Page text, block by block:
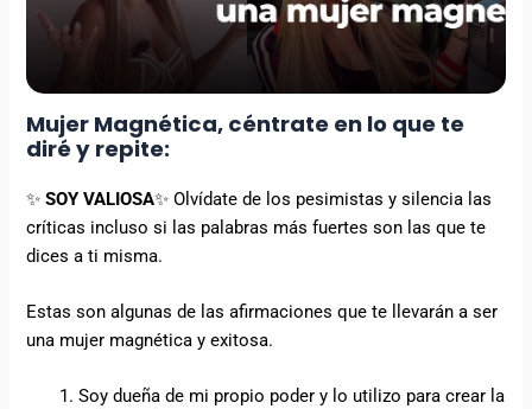
Mujer Magnética, céntrate en lo que te
diré y repite:
✨SOY VALIOSA✨ Olvídate de los pesimistas y silencia las
críticas incluso si las palabras más fuertes son las que te
dices a ti misma.
Estas son algunas de las afirmaciones que te llevarán a ser
una mujer magnética y exitosa.
Soy dueña de mi propio poder y lo utilizo para crear la